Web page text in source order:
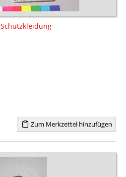
Schutzkleidung
Zum Merkzettel hinzufügen